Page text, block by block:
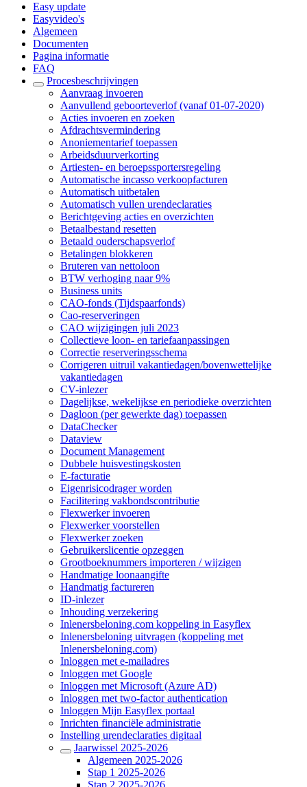
Easy update
Easyvideo's
Algemeen
Documenten
Pagina informatie
FAQ
Procesbeschrijvingen
Aanvraag invoeren
Aanvullend geboorteverlof (vanaf 01-07-2020)
Acties invoeren en zoeken
Afdrachtsvermindering
Anoniementarief toepassen
Arbeidsduurverkorting
Artiesten- en beroepssportersregeling
Automatische incasso verkoopfacturen
Automatisch uitbetalen
Automatisch vullen urendeclaraties
Berichtgeving acties en overzichten
Betaalbestand resetten
Betaald ouderschapsverlof
Betalingen blokkeren
Bruteren van nettoloon
BTW verhoging naar 9%
Business units
CAO-fonds (Tijdspaarfonds)
Cao-reserveringen
CAO wijzigingen juli 2023
Collectieve loon- en tariefaanpassingen
Correctie reserveringsschema
Corrigeren uitruil vakantiedagen/bovenwettelijke
vakantiedagen
CV-inlezer
Dagelijkse, wekelijkse en periodieke overzichten
Dagloon (per gewerkte dag) toepassen
DataChecker
Dataview
Document Management
Dubbele huisvestingskosten
E-facturatie
Eigenrisicodrager worden
Facilitering vakbondscontributie
Flexwerker invoeren
Flexwerker voorstellen
Flexwerker zoeken
Gebruikerslicentie opzeggen
Grootboeknummers importeren / wijzigen
Handmatige loonaangifte
Handmatig factureren
ID-inlezer
Inhouding verzekering
Inlenersbeloning.com koppeling in Easyflex
Inlenersbeloning uitvragen (koppeling met
Inlenersbeloning.com)
Inloggen met e-mailadres
Inloggen met Google
Inloggen met Microsoft (Azure AD)
Inloggen met two-factor authentication
Inloggen Mijn Easyflex portaal
Inrichten financiële administratie
Instelling urendeclaraties digitaal
Jaarwissel 2025-2026
Algemeen 2025-2026
Stap 1 2025-2026
Stap 2 2025-2026